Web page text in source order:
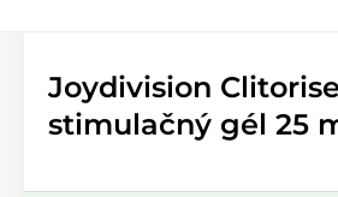
Joydivision
stimulačný gél 25